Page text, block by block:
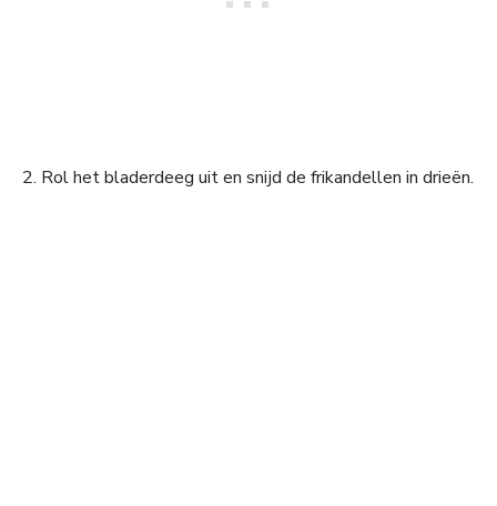
2. Rol het bladerdeeg uit en snijd de frikandellen in drieën.